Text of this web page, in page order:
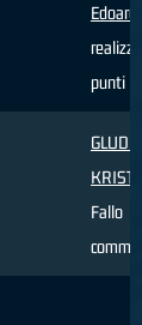
punti
Fallo